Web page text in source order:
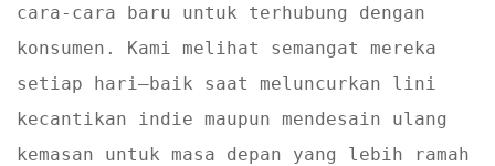
cara-cara baru untuk terhubung dengan
konsumen. Kami melihat semangat mereka
setiap hari—baik saat meluncurkan lini
kecantikan indie maupun mendesain ulang
kemasan untuk masa depan yang lebih ramah